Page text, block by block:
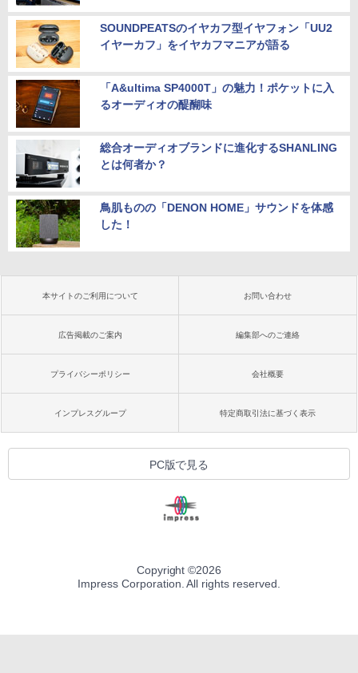
SOUNDPEATSのイヤカフ型イヤフォン「UU2
イヤーカフ」をイヤカフマニアが語る
「A&ultima SP4000T」の魅力！ポケットに入
るオーディオの醍醐味
総合オーディオブランドに進化するSHANLING
とは何者か？
鳥肌ものの「DENON HOME」サウンドを体感
した！
本サイトのご利用について お問い合わせ
広告掲載のご案内 編集部へのご連絡
プライバシーポリシー 会社概要
インプレスグループ 特定商取引法に基づく表示
PC版で見る
Copyright ©2026
Impress Corporation. All rights reserved.